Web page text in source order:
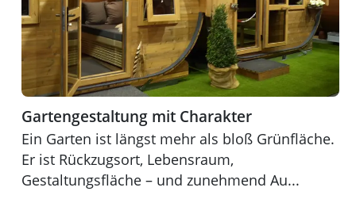
Gartengestaltung mit Charakter
Ein Garten ist längst mehr als bloß Grünfläche.
Er ist Rückzugsort, Lebensraum,
Gestaltungsfläche – und zunehmend Au...